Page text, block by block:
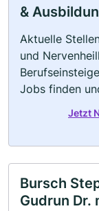
&
Aktuelle
und
Jobs finden
Jetzt
Bursch
Gudrun Dr.